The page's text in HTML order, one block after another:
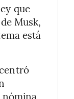
que
Musk,
está